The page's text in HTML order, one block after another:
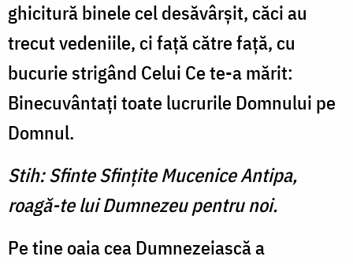
ghicitură binele cel desăvârşit, căci au
trecut vedeniile, ci faţă către faţă, cu
bucurie strigând Celui Ce te-a mărit:
Binecuvântaţi toate lucrurile Domnului pe
Domnul.
Stih: Sfinte Sfinţite Mucenice Antipa,
roagă-te lui Dumnezeu pentru noi.
Pe tine oaia cea Dumnezeiască a